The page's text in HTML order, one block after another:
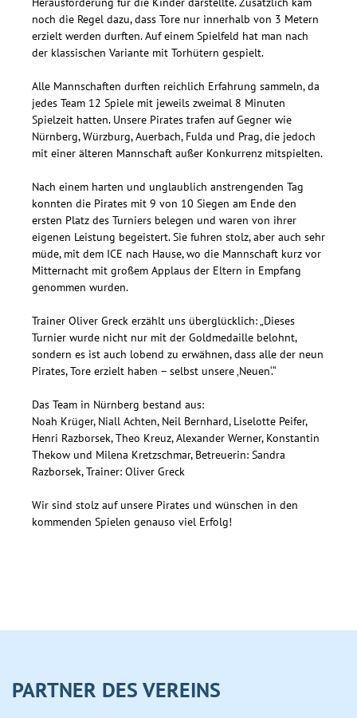
noch die Regel dazu, dass Tore nur innerhalb von 3 Metern
erzielt werden durften. Auf einem Spielfeld hat man nach
der klassischen Variante mit Torhütern gespielt.
Alle Mannschaften durften reichlich Erfahrung sammeln, da
jedes Team 12 Spiele mit jeweils zweimal 8 Minuten
Spielzeit hatten. Unsere Pirates trafen auf Gegner wie
Nürnberg, Würzburg, Auerbach, Fulda und Prag, die jedoch
mit einer älteren Mannschaft außer Konkurrenz mitspielten.
Nach einem harten und unglaublich anstrengenden Tag
konnten die Pirates mit 9 von 10 Siegen am Ende den
ersten Platz des Turniers belegen und waren von ihrer
eigenen Leistung begeistert. Sie fuhren stolz, aber auch sehr
müde, mit dem ICE nach Hause, wo die Mannschaft kurz vor
Mitternacht mit großem Applaus der Eltern in Empfang
genommen wurden.
Trainer Oliver Greck erzählt uns überglücklich: „Dieses
Turnier wurde nicht nur mit der Goldmedaille belohnt,
sondern es ist auch lobend zu erwähnen, dass alle der neun
Pirates, Tore erzielt haben – selbst unsere ‚Neuen‘.“
Das Team in Nürnberg bestand aus:
Noah Krüger, Niall Achten, Neil Bernhard, Liselotte Peifer,
Henri Razborsek, Theo Kreuz, Alexander Werner, Konstantin
Thekow und Milena Kretzschmar, Betreuerin: Sandra
Razborsek, Trainer: Oliver Greck
Wir sind stolz auf unsere Pirates und wünschen in den
kommenden Spielen genauso viel Erfolg!
PARTNER DES VEREINS